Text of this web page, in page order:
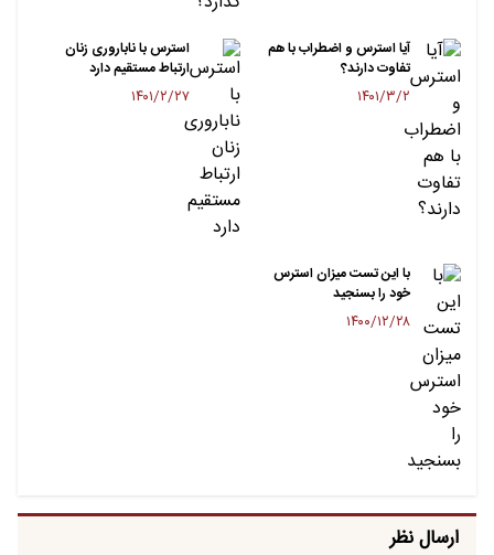
آیا استرس و اضطراب با هم
تفاوت دارند؟
۱۴۰۱/۳/۲
استرس با ناباروری زنان
ارتباط مستقیم دارد
۱۴۰۱/۲/۲۷
با این تست میزان استرس
خود را بسنجید
۱۴۰۰/۱۲/۲۸
ارسال نظر